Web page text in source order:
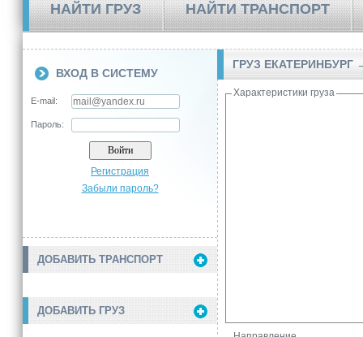
НАЙТИ ГРУЗ НАЙТИ ТРАНСПОРТ
ВХОД В СИСТЕМУ
E-mail:
Пароль:
Регистрация
Забыли пароль?
ДОБАВИТЬ ТРАНСПОРТ
ДОБАВИТЬ ГРУЗ
ГРУЗ ЕКАТЕРИНБУРГ
Характеристики груза